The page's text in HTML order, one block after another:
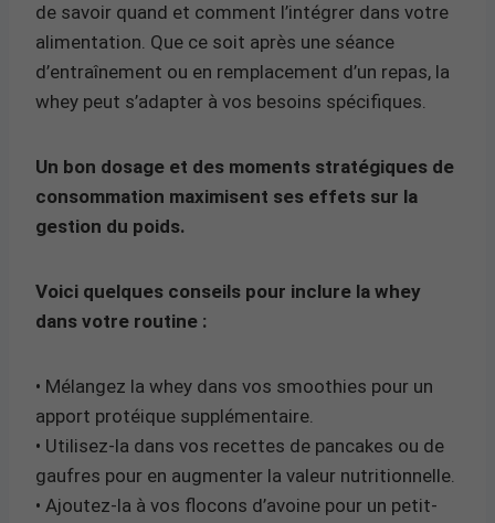
de savoir quand et comment l’intégrer dans votre
alimentation. Que ce soit après une séance
d’entraînement ou en remplacement d’un repas, la
whey peut s’adapter à vos besoins spécifiques.
Un bon dosage et des moments stratégiques de
consommation maximisent ses effets sur la
gestion du poids.
Voici quelques conseils pour inclure la whey
dans votre routine :
• Mélangez la whey dans vos smoothies pour un
apport protéique supplémentaire.
• Utilisez-la dans vos recettes de pancakes ou de
gaufres pour en augmenter la valeur nutritionnelle.
• Ajoutez-la à vos flocons d’avoine pour un petit-